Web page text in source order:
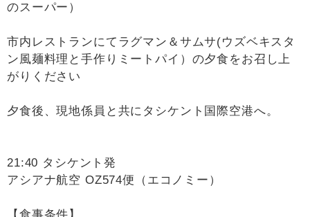
のスーパー）
市内レストランにてラグマン＆サムサ(ウズベキスタ
ン風麺料理と手作りミートパイ）の夕食をお召し上
がりください
夕食後、現地係員と共にタシケント国際空港へ。
21:40 タシケント発
アシアナ航空 OZ574便（エコノミー）